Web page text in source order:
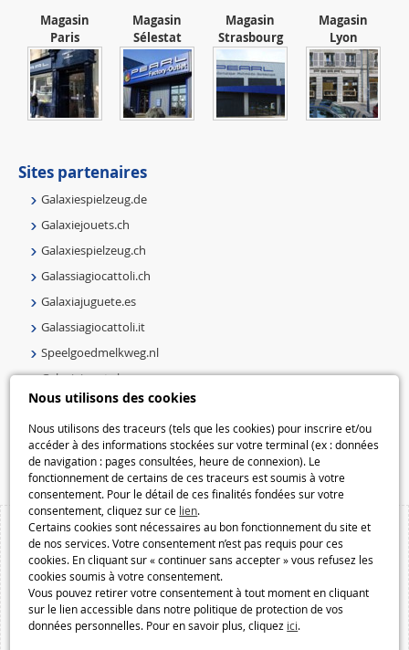
Nous utilisons des cookies
Nous utilisons des traceurs (tels que les cookies) pour inscrire et/ou
accéder à des informations stockées sur votre terminal (ex : données
de navigation : pages consultées, heure de connexion). Le
fonctionnement de certains de ces traceurs est soumis à votre
consentement. Pour le détail de ces finalités fondées sur votre
consentement, cliquez sur ce lien.
Certains cookies sont nécessaires au bon fonctionnement du site et
de nos services. Votre consentement n’est pas requis pour ces
cookies. En cliquant sur « continuer sans accepter » vous refusez les
cookies soumis à votre consentement.
Vous pouvez retirer votre consentement à tout moment en cliquant
sur le lien accessible dans notre politique de protection de vos
données personnelles. Pour en savoir plus, cliquez ici.
Magasin
Paris
Magasin
Sélestat
Magasin
Strasbourg
Magasin
Lyon
Sites partenaires
Galaxiespielzeug.de
Galaxiejouets.ch
Galaxiespielzeug.ch
Galassiagiocattoli.ch
Galaxiajuguete.es
Galassiagiocattoli.it
Speelgoedmelkweg.nl
Galaxiejouets.be
Galaxiespielzeug.be
Speelgoedmelkweg.be
Macway.com